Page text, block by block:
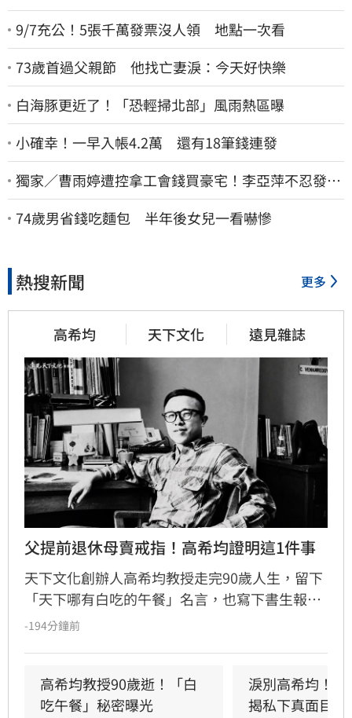
9/7充公！5張千萬發票沒人領 地點一次看
73歲首過父親節 他找亡妻淚：今天好快樂
白海豚更近了！「恐輕掃北部」風雨熱區曝
小確幸！一早入帳4.2萬 還有18筆錢連發
獨家／曹雨婷遭控拿工會錢買豪宅！李亞萍不忍發
聲：余天管工會都貼錢
74歲男省錢吃麵包 半年後女兒一看嚇慘
熱搜新聞 更多
高希均 天下文化 遠見雜誌
父提前退休母賣戒指！高希均證明這1件事
天下文化創辦人高希均教授走完90歲人生，留下
「天下哪有白吃的午餐」名言，也寫下書生報國
傳奇。13歲躲戰亂來台，一家七口擠在南港三坪
票」留學，改變一生。
-194分鐘前
高希均教授90歲逝！「白
吃午餐」秘密曝光
淚別高希均！
揭私下真面目